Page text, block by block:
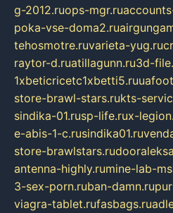
g-2012.ruops-mgr.ru
poka-vse-doma2.ru
tehosmotre.ruvarieta-yug.ru
raytor-d.ruatillagunn.ru3d-
1xbeticricetc1xbetti5.ru
store-brawl-stars.rukts-
sindika-01.rusp-life.rux-
e-abis-1-c.rusindika01.ru
store-brawlstars.ru
antenna-highly.rumine-lab-
3-sex-porn.ruban-damn.ru
viagra-tablet.rufasbags.ru